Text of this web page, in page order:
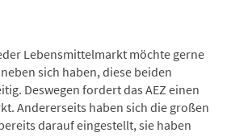
Lebensmittelmarkt möchte gerne
sich haben, diese beiden
Deswegen fordert das AEZ einen
Andererseits haben sich die großen
darauf eingestellt, sie haben